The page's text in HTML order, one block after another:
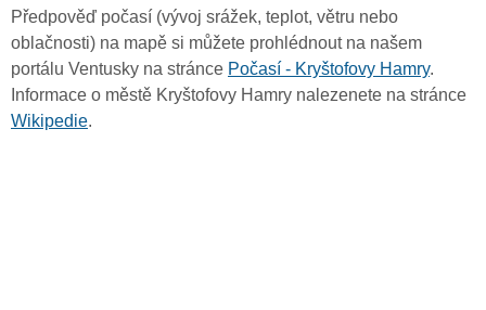
Předpověď počasí (vývoj srážek, teplot, větru nebo
oblačnosti) na mapě si můžete prohlédnout na našem
portálu Ventusky na stránce Počasí - Kryštofovy Hamry.
Informace o městě Kryštofovy Hamry nalezenete na stránce
Wikipedie.